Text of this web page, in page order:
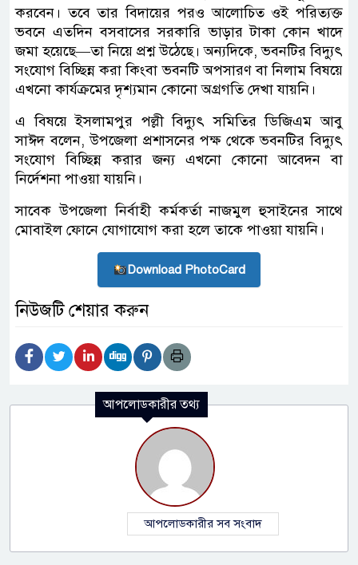
করবেন। তবে তার বিদায়ের পরও আলোচিত ওই পরিত্যক্ত
ভবনে এতদিন বসবাসের সরকারি ভাড়ার টাকা কোন খাদে
জমা হয়েছে—তা নিয়ে প্রশ্ন উঠেছে। অন্যদিকে, ভবনটির বিদ্যুৎ
সংযোগ বিচ্ছিন্ন করা কিংবা ভবনটি অপসারণ বা নিলাম বিষয়ে
এখনো কার্যক্রমের দৃশ্যমান কোনো অগ্রগতি দেখা যায়নি।
এ বিষয়ে ইসলামপুর পল্লী বিদ্যুৎ সমিতির ডিজিএম আবু
সাঈদ বলেন, উপজেলা প্রশাসনের পক্ষ থেকে ভবনটির বিদ্যুৎ
সংযোগ বিচ্ছিন্ন করার জন্য এখনো কোনো আবেদন বা
নির্দেশনা পাওয়া যায়নি।
সাবেক উপজেলা নির্বাহী কর্মকর্তা নাজমুল হুসাইনের সাথে
মোবাইল ফোনে যোগাযোগ করা হলে তাকে পাওয়া যায়নি।
Download PhotoCard
নিউজটি শেয়ার করুন
আপলোডকারীর তথ্য
আপলোডকারীর সব সংবাদ